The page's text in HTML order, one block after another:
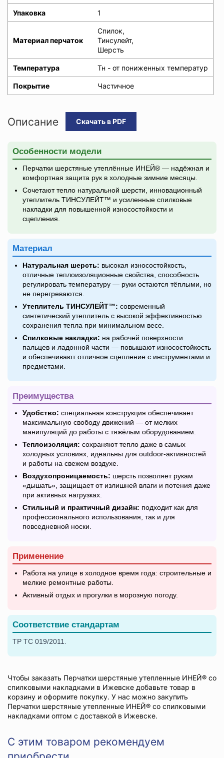
Упаковка 1
Материал перчаток
Спилок,
Тинсулейт,
Шерсть
Температура Тн - от пониженных температур
Покрытие Частичное
Описание Скачать в PDF
Особенности модели
Перчатки шерстяные утеплённые ИНЕЙ® — надёжная и
комфортная защита рук в холодные зимние месяцы.
Сочетают тепло натуральной шерсти, инновационный
утеплитель ТИНСУЛЕЙТ™ и усиленные спилковые
накладки для повышенной износостойкости и
сцепления.
Материал
Натуральная шерсть: высокая износостойкость,
отличные теплоизоляционные свойства, способность
регулировать температуру — руки остаются тёплыми, но
не перегреваются.
Утеплитель ТИНСУЛЕЙТ™: современный
синтетический утеплитель с высокой эффективностью
сохранения тепла при минимальном весе.
Спилковые накладки: на рабочей поверхности
пальцев и ладонной части — повышают износостойкость
и обеспечивают отличное сцепление с инструментами и
предметами.
Преимущества
Удобство: специальная конструкция обеспечивает
максимальную свободу движений — от мелких
манипуляций до работы с тяжёлым оборудованием.
Теплоизоляция: сохраняют тепло даже в самых
холодных условиях, идеальны для outdoor-активностей
и работы на свежем воздухе.
Воздухопроницаемость: шерсть позволяет рукам
«дышать», защищает от излишней влаги и потения даже
при активных нагрузках.
Стильный и практичный дизайн: подходит как для
профессионального использования, так и для
повседневной носки.
Применение
Работа на улице в холодное время года: строительные и
мелкие ремонтные работы.
Активный отдых и прогулки в морозную погоду.
Соответствие стандартам
ТР ТС 019/2011.
Чтобы заказать Перчатки шерстяные утепленные ИНЕЙ® со
спилковыми накладками в Ижевске добавьте товар в
корзину и оформите покупку. У нас можно закупить
Перчатки шерстяные утепленные ИНЕЙ® со спилковыми
накладками оптом с доставкой в Ижевске.
С этим товаром рекомендуем